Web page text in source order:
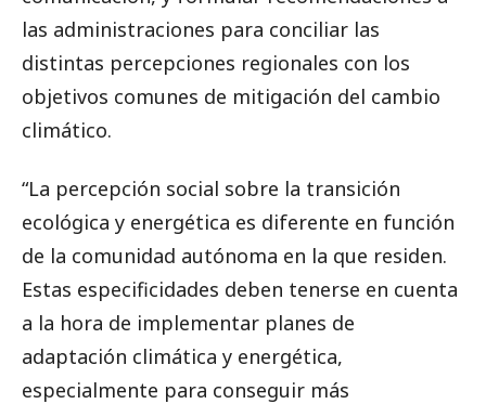
las administraciones para conciliar las
distintas percepciones regionales con los
objetivos comunes de mitigación del cambio
climático.
“La percepción social sobre la transición
ecológica y energética es diferente en función
de la comunidad autónoma en la que residen.
Estas especificidades deben tenerse en cuenta
a la hora de implementar planes de
adaptación climática y energética,
especialmente para conseguir más